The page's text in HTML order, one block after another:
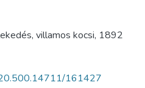
, villamos kocsi, 1892
161427